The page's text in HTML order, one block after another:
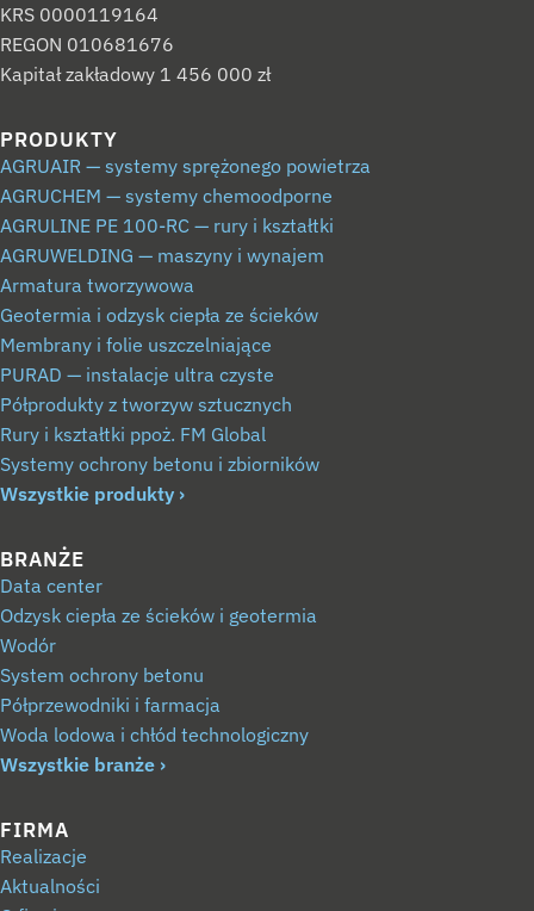
KRS 0000119164
REGON 010681676
Kapitał zakładowy 1 456 000 zł
PRODUKTY
AGRUAIR — systemy sprężonego powietrza
AGRUCHEM — systemy chemoodporne
AGRULINE PE 100-RC — rury i kształtki
AGRUWELDING — maszyny i wynajem
Armatura tworzywowa
Geotermia i odzysk ciepła ze ścieków
Membrany i folie uszczelniające
PURAD — instalacje ultra czyste
Półprodukty z tworzyw sztucznych
Rury i kształtki ppoż. FM Global
Systemy ochrony betonu i zbiorników
Wszystkie produkty
BRANŻE
Data center
Odzysk ciepła ze ścieków i geotermia
Wodór
System ochrony betonu
Półprzewodniki i farmacja
Woda lodowa i chłód technologiczny
Wszystkie branże
FIRMA
Realizacje
Aktualności